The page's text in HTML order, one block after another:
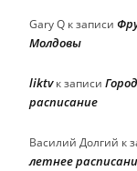
Gary Q к записи
Молдовы
liktvк записи
расписание
Василий Долгий к
летнее